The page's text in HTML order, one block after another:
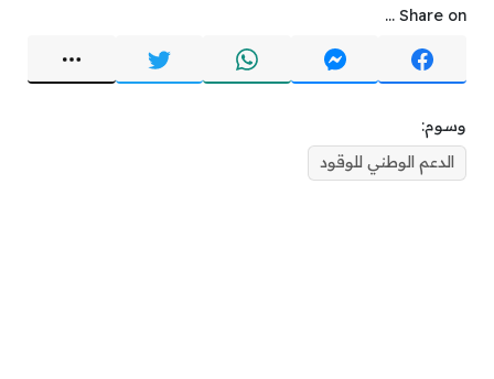
Share on ...
وسوم:
الدعم الوطني للوقود